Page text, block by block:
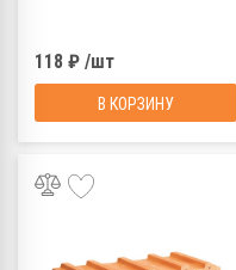
118 ₽ /шт
В КОРЗИНУ